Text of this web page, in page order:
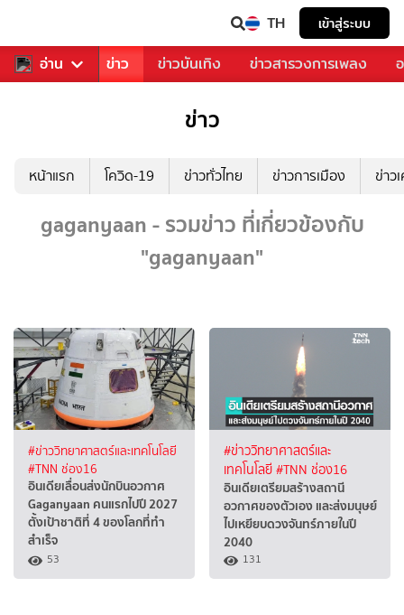
TH เข้าสู่ระบบ
อ่าน
คุณ กีฬา ข่าว ข่าวบันเทิง ข่าวสารวงการเพลง
ข่าว
หน้าแรก โควิด-19 ข่าวทั่วไทย ข่าวการเมือง ข่าว
gaganyaan - รวมข่าว ที่เกี่ยวข้องกับ
"gaganyaan"
#ข่าววิทยาศาสตร์และเทคโนโลยี
#TNN ช่อง16
อินเดียเลื่อนส่งนักบินอวกาศ
Gaganyaan คนแรกไปปี 2027
ตั้งเป้าชาติที่ 4 ของโลกที่ทำ
สำเร็จ
53
#ข่าววิทยาศาสตร์และ
เทคโนโลยี#TNN ช่อง16
อินเดียเตรียมสร้างสถานี
อวกาศของตัวเอง และส่งมนุษย์
ไปเหยียบดวงจันทร์ภายในปี
2040
131